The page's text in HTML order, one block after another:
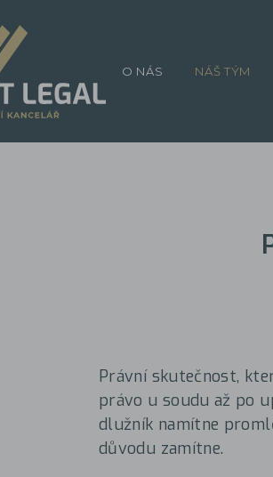
Právní skutečnost,
právo u soudu až po
dlužník namítne
důvodu zamítne.
O NÁS NÁŠ TÝM